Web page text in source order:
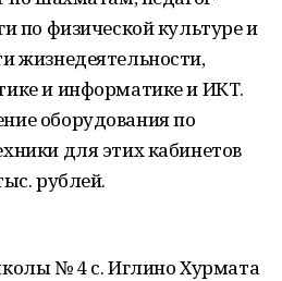
по физической культуре и
жизнедеятельности,
и информатике и ИКТ.
оборудования по
для этих кабинетов
рублей.
№ 4 с. Иглино Хурмата